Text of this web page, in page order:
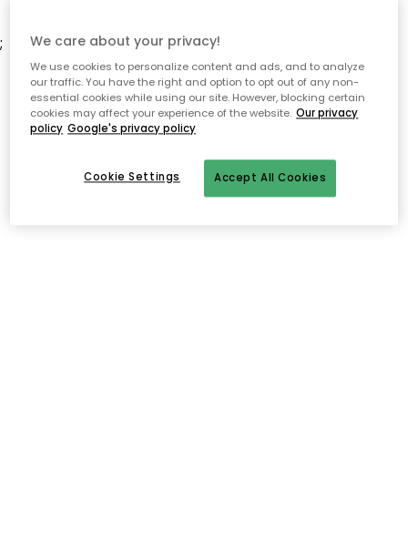
; We care about your privacy!
We use cookies to personalize content and ads, and to analyze
our traffic. You have the right and option to opt out of any non-
essential cookies while using our site. However, blocking certain
cookies may affect your experience of the website. Our privacy
policy Google's privacy policy
Accept All Cookies
Cookie Settings